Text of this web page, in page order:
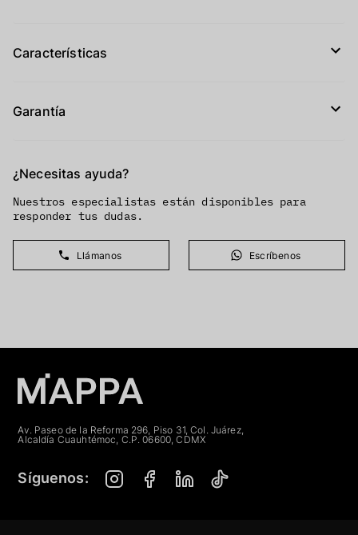
Características
Garantía
¿Necesitas ayuda?
Nuestros especialistas están disponibles para
responder tus dudas.
Llámanos Escríbenos
Av. Paseo de la Reforma 296, Piso 31, Col. Juárez,
Alcaldía Cuauhtémoc, C.P. 06600, CDMX
Síguenos: